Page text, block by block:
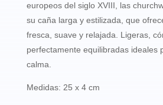
europeos del siglo XVIII, las
su caña larga y estilizada , que
fresca, suave y relajada . Ligeras,
perfectamente equilibradas ideales
calma.
Medidas: 25 x 4 cm